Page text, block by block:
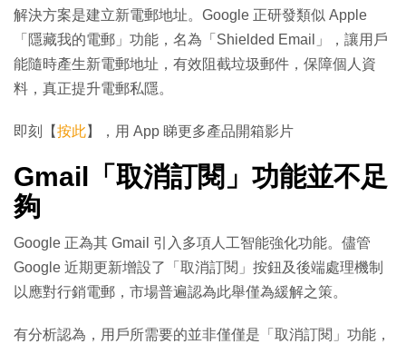
解決方案是建立新電郵地址。Google 正研發類似 Apple
「隱藏我的電郵」功能，名為「Shielded Email」，讓用戶
能隨時產生新電郵地址，有效阻截垃圾郵件，保障個人資
料，真正提升電郵私隱。
即刻【按此】，用 App 睇更多產品開箱影片
Gmail「取消訂閱」功能並不足
夠
Google 正為其 Gmail 引入多項人工智能強化功能。儘管
Google 近期更新增設了「取消訂閱」按鈕及後端處理機制
以應對行銷電郵，市場普遍認為此舉僅為緩解之策。
有分析認為，用戶所需要的並非僅僅是「取消訂閱」功能，